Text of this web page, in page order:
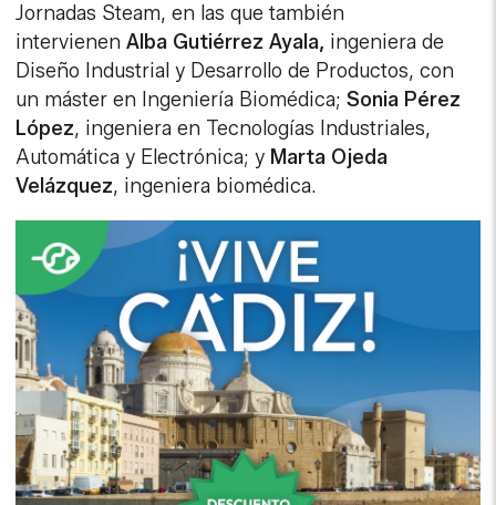
Jornadas Steam, en las que también
intervienenAlba Gutiérrez Ayala, ingeniera de
Diseño Industrial y Desarrollo de Productos, con
un máster en Ingeniería Biomédica; Sonia Pérez
López, ingeniera en Tecnologías Industriales,
Automática y Electrónica; y Marta Ojeda
Velázquez, ingeniera biomédica.